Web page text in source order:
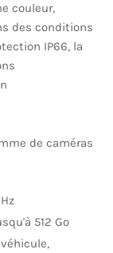
couleur,
des conditions
IP66, la
de caméras
512 Go